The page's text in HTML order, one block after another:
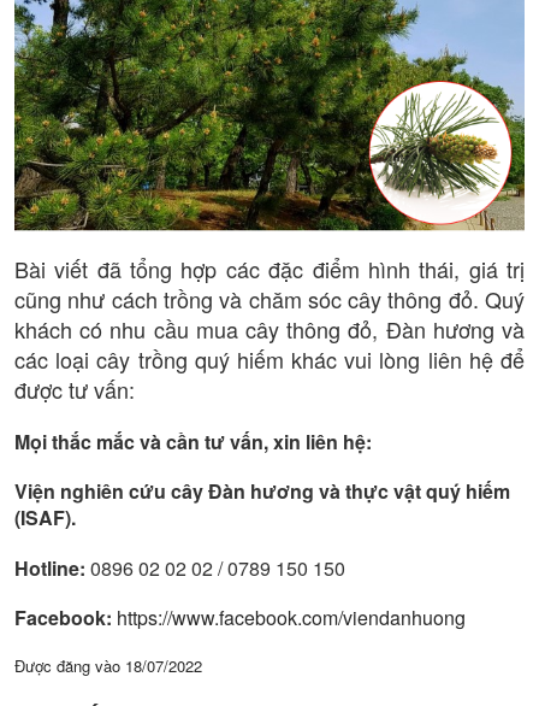
Bài viết đã tổng hợp các đặc điểm hình thái, giá trị
cũng như cách trồng và chăm sóc cây thông đỏ. Quý
khách có nhu cầu mua cây thông đỏ, Đàn hương và
các loại cây trồng quý hiếm khác vui lòng liên hệ để
được tư vấn:
Mọi thắc mắc và cần tư vấn, xin liên hệ:
Viện nghiên cứu cây Đàn hương và thực vật quý hiếm
(ISAF).
Hotline: 0896 02 02 02 / 0789 150 150
Facebook: https://www.facebook.com/viendanhuong
Được đăng vào 18/07/2022